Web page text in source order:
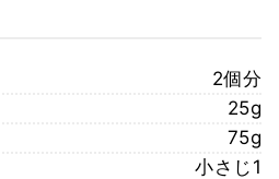
2個分
25g
75g
小さじ1